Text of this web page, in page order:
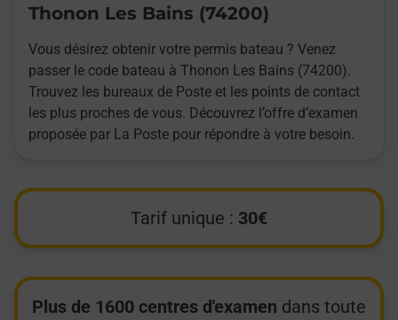
Thonon Les Bains (74200)
Vous désirez obtenir votre permis bateau ? Venez
passer le code bateau à Thonon Les Bains (74200).
Trouvez les bureaux de Poste et les points de contact
les plus proches de vous. Découvrez l’offre d’examen
proposée par La Poste pour répondre à votre besoin.
Tarif unique : 30€
Plus de 1600 centres d'examen dans toute